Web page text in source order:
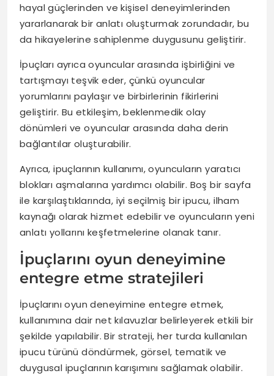
hayal güçlerinden ve kişisel deneyimlerinden
yararlanarak bir anlatı oluşturmak zorundadır, bu
da hikayelerine sahiplenme duygusunu geliştirir.
İpuçları ayrıca oyuncular arasında işbirliğini ve
tartışmayı teşvik eder, çünkü oyuncular
yorumlarını paylaşır ve birbirlerinin fikirlerini
geliştirir. Bu etkileşim, beklenmedik olay
dönümleri ve oyuncular arasında daha derin
bağlantılar oluşturabilir.
Ayrıca, ipuçlarının kullanımı, oyuncuların yaratıcı
blokları aşmalarına yardımcı olabilir. Boş bir sayfa
ile karşılaştıklarında, iyi seçilmiş bir ipucu, ilham
kaynağı olarak hizmet edebilir ve oyuncuların yeni
anlatı yollarını keşfetmelerine olanak tanır.
İpuçlarını oyun deneyimine
entegre etme stratejileri
İpuçlarını oyun deneyimine entegre etmek,
kullanımına dair net kılavuzlar belirleyerek etkili bir
şekilde yapılabilir. Bir strateji, her turda kullanılan
ipucu türünü döndürmek, görsel, tematik ve
duygusal ipuçlarının karışımını sağlamak olabilir.